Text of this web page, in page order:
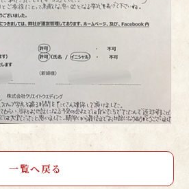
一覧へ戻る